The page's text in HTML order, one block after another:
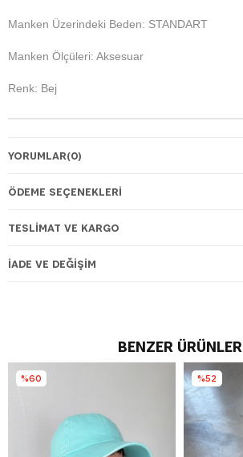
Manken Üzerindeki Beden: STANDART
Manken Ölçüleri: Aksesuar
Renk: Bej
YORUMLAR(0)
ÖDEME SEÇENEKLERI
TESLIMAT VE KARGO
İADE VE DEĞIŞIM
BENZER ÜRÜNLER
%60 %52